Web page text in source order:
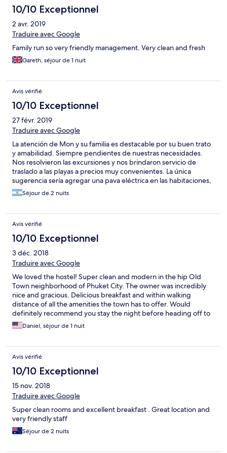
10/10 Exceptionnel
2 avr. 2019
Traduire avec Google
Family run so very friendly management. Very clean and fresh
Gareth, séjour de 1 nuit
Avis vérifié
10/10 Exceptionnel
27 févr. 2019
Traduire avec Google
La atención de Mon y su familia es destacable por su buen trato
y amabilidad. Siempre pendientes de nuestras necesidades.
Nos resolvieron las excursiones y nos brindaron servicio de
traslado a las playas a precios muy convenientes. La única
sugerencia sería agregar una pava eléctrica en las habitaciones,
dado que en Phuket a la noche no hay dónde poder tomar algo.
Es super recomendable!
Séjour de 2 nuits
Avis vérifié
10/10 Exceptionnel
3 déc. 2018
Traduire avec Google
We loved the hostel! Super clean and modern in the hip Old
Town neighborhood of Phuket City. The owner was incredibly
nice and gracious. Delicious breakfast and within walking
distance of all the amenities the town has to offer. Would
definitely recommend you stay the night before heading off to
Phi Phi Island.
Daniel, séjour de 1 nuit
Avis vérifié
10/10 Exceptionnel
15 nov. 2018
Traduire avec Google
Super clean rooms and excellent breakfast . Great location and
very friendly staff
Séjour de 2 nuits